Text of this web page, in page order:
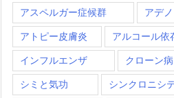
アスペルガー症候群 アデ
アトピー皮膚炎 アルコール依
インフルエンザ クローン病
シミと気功 シンクロニシ